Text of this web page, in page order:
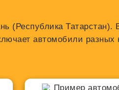
(Республика Татарстан).
автомобили разных